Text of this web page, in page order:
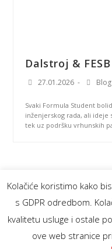
Dalstroj &
27.01.2026 Blog
Svaki Formula Student
inženjerskog rada, ali ideje
tek uz podršku vrhunskih
LINKEDIN
Kolačiće koristimo kako
s GDPR odredbom.
kvalitetu usluge i ostale
ove web stranice